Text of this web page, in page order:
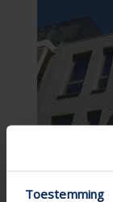
Toestemming